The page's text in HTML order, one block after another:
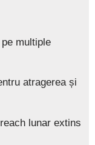
multiple
atragerea și
lunar extins